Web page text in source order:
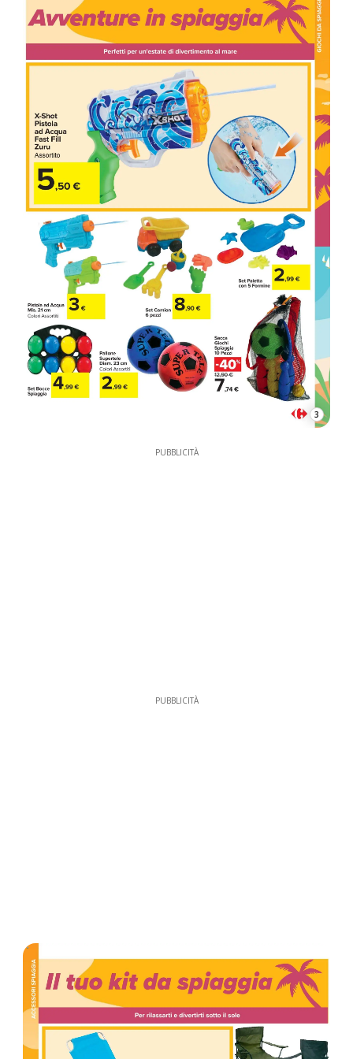
3
PUBBLICITÀ
PUBBLICITÀ